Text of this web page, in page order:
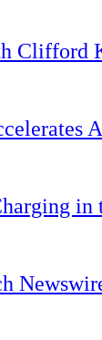
Clifford